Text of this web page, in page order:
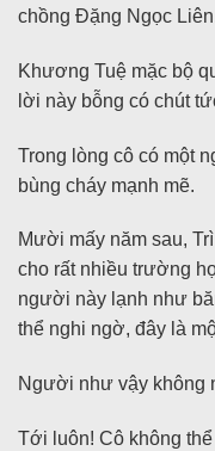
chồng Đặng Ngọc
Khương Tuệ mặc bộ
lời này bỗng có chút
Trong lòng cô có một
bùng cháy mạnh mẽ.
Mười mấy năm sau,
cho rất nhiều trường
người này lạnh như
thể nghi ngờ, đây là
Người như vậy không
Tới luôn! Cô không